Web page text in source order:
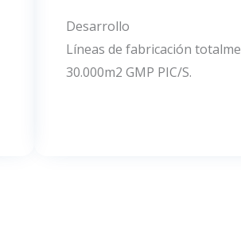
Desarrollo
Líneas de fabricación
30.000m2 GMP PIC/S.